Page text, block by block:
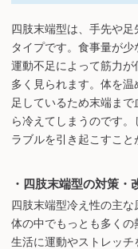
四肢末端型は、手先や
タイプです。食事量が少
運動不足によって筋力
多く見られます。体を
足しているため末端ま
ら冷えてしまうのです
ラブルを引き起こすこと
・四肢末端型の対策・
四肢末端型冷え性の主な
体の中でもっとも多く
生活に運動やストレッ